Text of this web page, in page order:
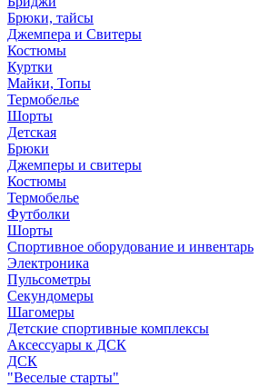
Брюки, тайсы
Джемпера и Свитеры
Костюмы
Куртки
Майки, Топы
Термобелье
Шорты
Детская
Брюки
Джемперы и свитеры
Костюмы
Термобелье
Футболки
Шорты
Спортивное оборудование и инвентарь
Электроника
Пульсометры
Секундомеры
Шагомеры
Детские спортивные комплексы
Аксессуары к ДСК
ДСК
"Веселые старты"